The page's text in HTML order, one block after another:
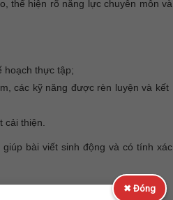
thể hiện rõ năng lực chuyên môn và
hoạch thực tập;
các kỹ năng được rèn luyện và kết
thiện.
bài viết sinh động và có tính xác
✖ Đóng